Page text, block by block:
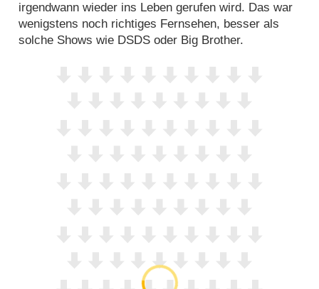
irgendwann wieder ins Leben gerufen wird. Das war
wenigstens noch richtiges Fernsehen, besser als
solche Shows wie DSDS oder Big Brother.